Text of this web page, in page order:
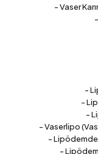
- Vaser
-
-
-
- Vaserlipo
- Lipödemde
-